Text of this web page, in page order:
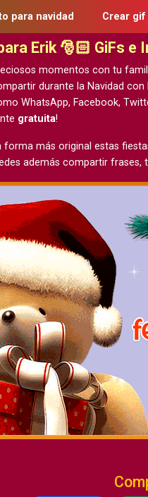
para navidad Crear gif
Erik 🎅🏻 GiFs
momentos con tu
durante la Navidad
WhatsApp, Facebook,
gratuita!
más original estas
además compartir